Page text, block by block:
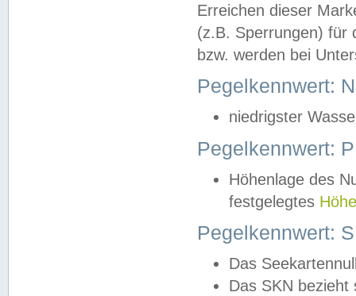
Erreichen dieser
(z.B. Sperrungen) für
bzw. werden bei
Pegelkennwert:
niedrigster
Pegelkennwert:
Höhenlage des
festgelegtes
Pegelkennwert:
Das
Das SKN